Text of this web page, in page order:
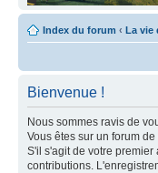
Index du forum ‹ La vie
Bienvenue !
Nous sommes ravis de
Vous êtes sur un forum
S'il s'agit de votre
contributions.